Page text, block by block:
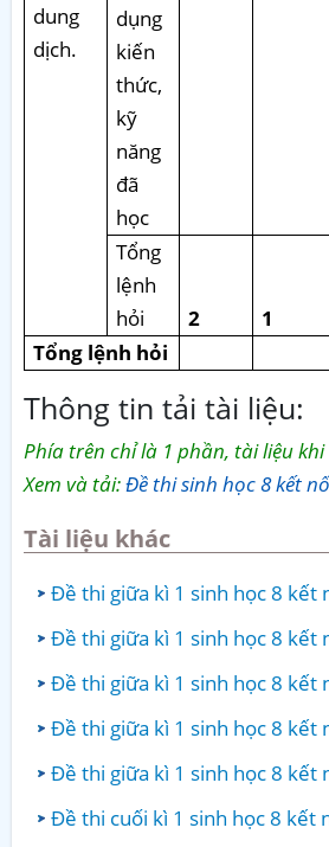
dung
dịch.
dụng
kiến
thức,
kỹ
năng
đã
học
Tổng
lệnh
hỏi
2 1
Tổng lệnh hỏi
Thông tin tải tài liệu:
Phía trên chỉ là 1 phần, tài liệu khi
Xem và tải:Đề thi sinh học 8 kết
Tài liệu khác
Đề thi giữa kì 1 sinh học 8 kết
Đề thi giữa kì 1 sinh học 8 kết
Đề thi giữa kì 1 sinh học 8 kết
Đề thi giữa kì 1 sinh học 8 kết
Đề thi giữa kì 1 sinh học 8 kết
Đề thi cuối kì 1 sinh học 8 kết